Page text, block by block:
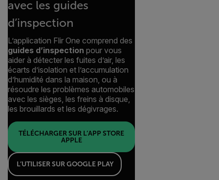
avec les guides
d’inspection
L’application Flir One comprend des
guides d’inspection pour vous
aider à détecter les fuites d’air, les
écarts d’isolation et l’accumulation
d’humidité dans la maison, ou à
résoudre les problèmes automobiles
avec les sièges, les freins à disque,
les brouillards et les dégivrages.
TÉLÉCHARGER SUR L’APP STORE
APPLE
L’UTILISER SUR GOOGLE PLAY